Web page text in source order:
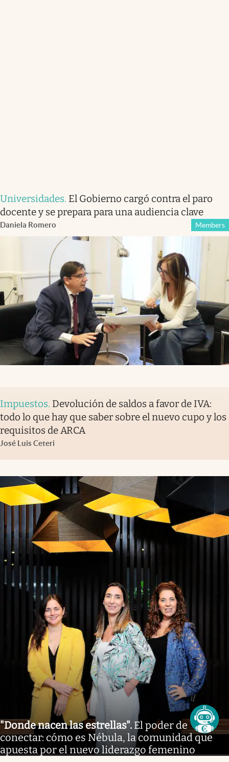
Universidades. El Gobierno cargó contra el paro
docente y se prepara para una audiencia clave
Daniela Romero Members
Impuestos. Devolución de saldos a favor de IVA:
todo lo que hay que saber sobre el nuevo cupo y los
requisitos de ARCA
José Luis Ceteri
"Donde nacen las estrellas". El poder de
conectar: cómo es Nébula, la comunidad que
apuesta por el nuevo liderazgo femenino